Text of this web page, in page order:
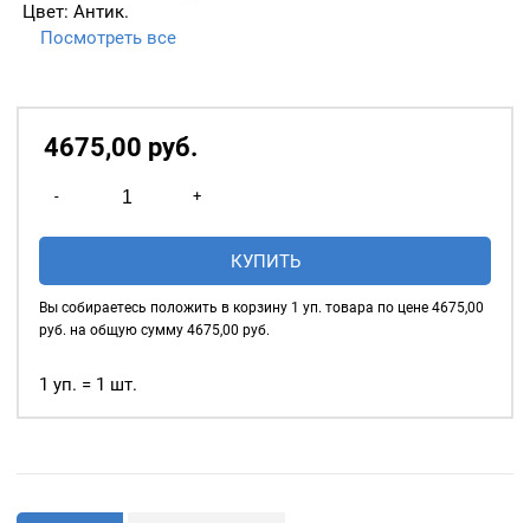
Цвет: Антик.
ВАЖНО:
ПО ВНУТРЕННЕМУ
люверсов
— укрепление
продеваются верёвки,
шнуры, тесьма, тросы и т.
используются для
Сфера применения
люверсов очень обширная:
Посмотреть все
4675,00 руб.
-
товара
Люверсы
уп.
шт,
+
КУПИТЬ
Вы собираетесь положить в корзину 1 уп. товара по цене 4675,00
руб. на общую сумму 4675,00 руб.
1 уп. = 1 шт.